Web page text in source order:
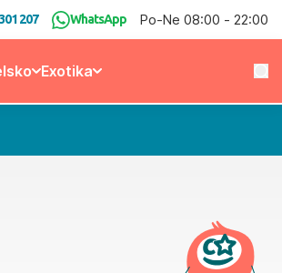
207 WhatsApp Po-Ne 08:00 - 22:00
Exotika